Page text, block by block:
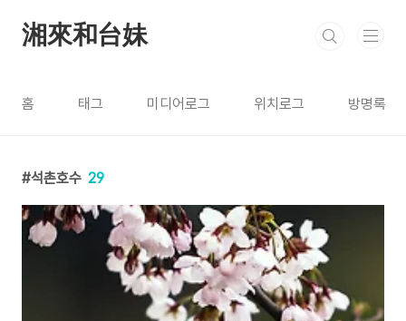
湘來和台妹
홈 태그 미디어로그 위치로그 방명록
석촌호수 29